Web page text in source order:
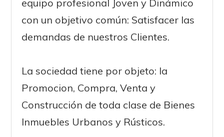
equipo profesional Joven y Dinámico
con un objetivo común: Satisfacer las
demandas de nuestros Clientes.
La sociedad tiene por objeto: la
Promocion, Compra, Venta y
Construcción de toda clase de Bienes
Inmuebles Urbanos y Rústicos.